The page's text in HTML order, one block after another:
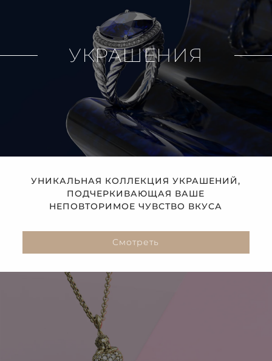
УКРАШЕНИЯ
УНИКАЛЬНАЯ КОЛЛЕКЦИЯ УКРАШЕНИЙ,
ПОДЧЕРКИВАЮЩАЯ ВАШЕ
НЕПОВТОРИМОЕ ЧУВСТВО ВКУСА
Смотреть